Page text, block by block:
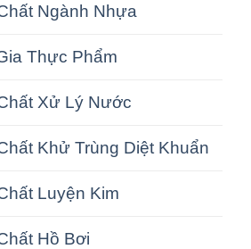
Ngành Nhựa
Thực Phẩm
Xử Lý Nước
Khử Trùng Diệt Khuẩn
Luyện Kim
Hồ Bơi